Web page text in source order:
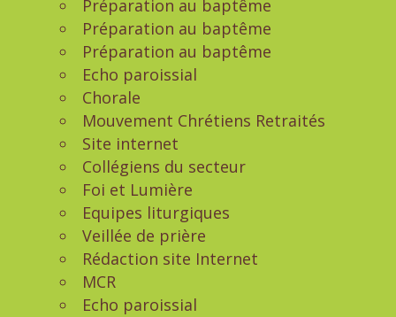
Préparation au baptême
Préparation au baptême
Préparation au baptême
Echo paroissial
Chorale
Mouvement Chrétiens Retraités
Site internet
Collégiens du secteur
Foi et Lumière
Equipes liturgiques
Veillée de prière
Rédaction site Internet
MCR
Echo paroissial